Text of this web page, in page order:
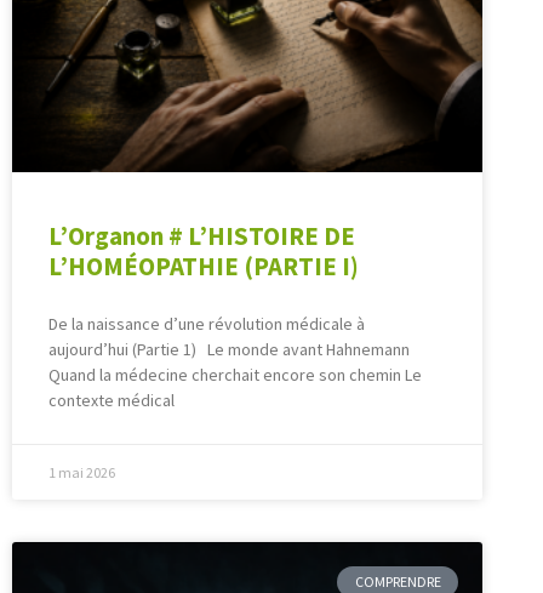
L’Organon # L’HISTOIRE DE
L’HOMÉOPATHIE (PARTIE I)
De la naissance d’une révolution médicale à
aujourd’hui (Partie 1) Le monde avant Hahnemann
Quand la médecine cherchait encore son chemin Le
contexte médical
1 mai 2026
COMPRENDRE